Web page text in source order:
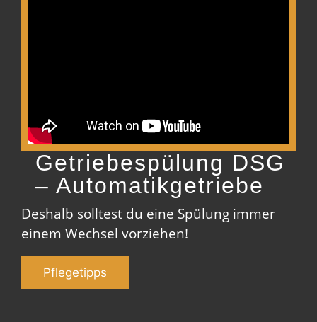
Getriebespülung DSG
– Automatikgetriebe
Deshalb solltest du eine Spülung immer
einem Wechsel vorziehen!
Pflegetipps